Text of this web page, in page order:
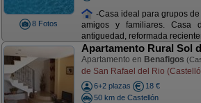
8 Fotos
-Casa ideal para grupos
amigos y familiares.
antiguedad, reformada
Apartamento Rural Sol
Apartamento en Benafigos
de San Rafael del Rio
6+2 plazas
18 €
50 km de Castellón